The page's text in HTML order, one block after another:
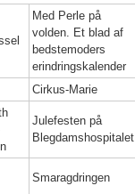
Med Perle på
volden. Et blad af
bedstemoders
erindringskalender
Cirkus-Marie
Julefesten på
Blegdamshospitalet
Smaragdringen